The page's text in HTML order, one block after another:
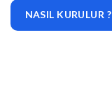
NASIL KURULUR ?